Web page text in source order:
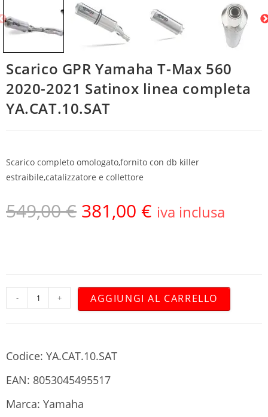
Scarico GPR Yamaha T-Max 560
2020-2021 Satinox linea completa
YA.CAT.10.SAT
Scarico completo omologato,fornito con db killer
estraibile,catalizzatore e collettore
549,00€ 381,00 € iva inclusa
- + AGGIUNGI AL CARRELLO
Codice: YA.CAT.10.SAT
EAN: 8053045495517
Marca: Yamaha